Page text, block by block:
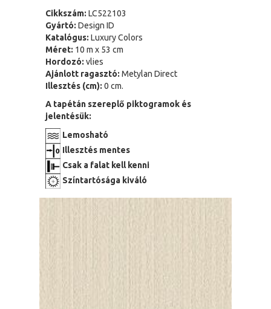
Cikkszám: LC522103
Gyártó: Design ID
Katalógus: Luxury Colors
Méret: 10 m x 53 cm
Hordozó: vlies
Ajánlott ragasztó: Metylan Direct
Illesztés (cm): 0 cm.
A tapétán szereplő piktogramok és
jelentésük:
Lemosható
Illesztés mentes
Csak a falat kell kenni
Színtartósága kiváló